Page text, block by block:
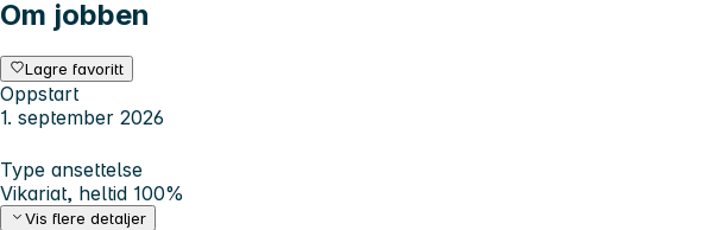
Om jobben
Lagre favoritt
Oppstart
1. september 2026
Type ansettelse
Vikariat, heltid 100%
Vis flere detaljer